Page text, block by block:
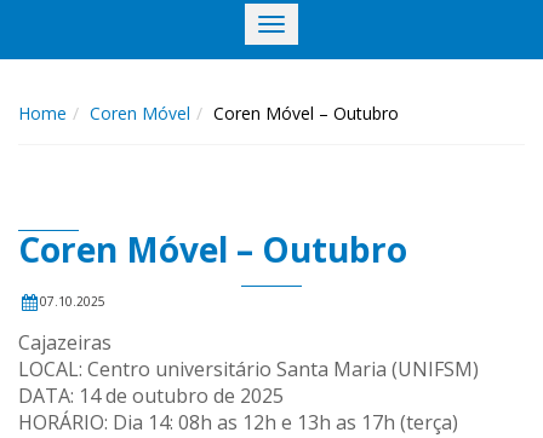
Toggle
navigation
Home Coren Móvel Coren Móvel – Outubro
Coren Móvel – Outubro
07.10.2025
Cajazeiras
LOCAL: Centro universitário Santa Maria (UNIFSM)
DATA: 14 de outubro de 2025
HORÁRIO: Dia 14: 08h as 12h e 13h as 17h (terça)